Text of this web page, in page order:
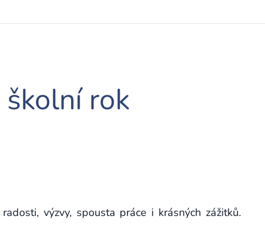
rok
výzvy, spousta práce i krásných zážitků.